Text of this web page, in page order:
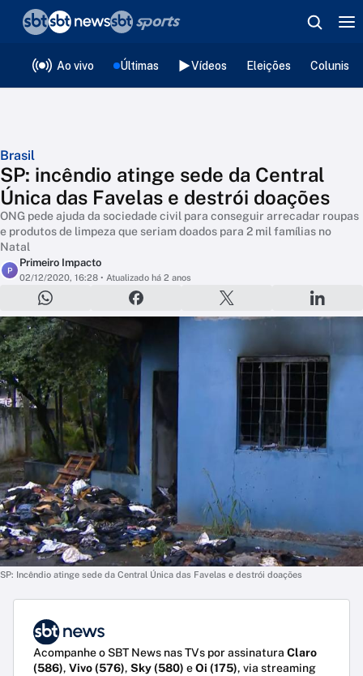
Ao vivo Últimas Vídeos Eleições
Brasil
SP: incêndio atinge sede da Central
Única das Favelas e destrói doações
ONG pede ajuda da sociedade civil para conseguir arrecadar roupas
e produtos de limpeza que seriam doados para 2 mil famílias no
Natal
P
Primeiro Impacto
02/12/2020, 16:28 • Atualizado há 2 anos
SP: Incêndio atinge sede da Central Única das Favelas e destrói doações
Acompanhe o SBT News nas TVs por assinatura Claro
(586), Vivo (576), Sky (580) eOi (175), via streaming
❮voltar
Editorias